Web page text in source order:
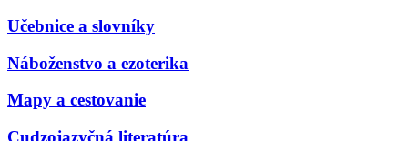
Učebnice a slovníky
Náboženstvo a ezoterika
Mapy a cestovanie
Cudzojazyčná literatúra